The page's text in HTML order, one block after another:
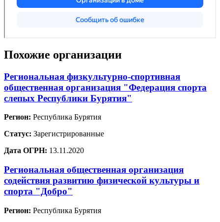
Похожие организации
Региональная физкультурно-спортивная
общественная организация "Федерация спорта
слепых Республики Бурятия"
Регион: Республика Бурятия
Статус: Зарегистрированные
Дата ОГРН: 13.11.2020
Региональная общественная организация
содействия развитию физической культуры и
спорта "Добро"
Регион: Республика Бурятия